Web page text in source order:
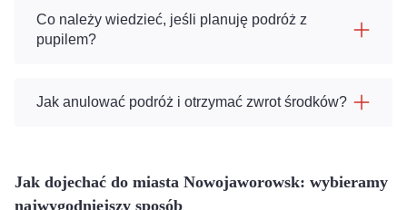
Co należy wiedzieć, jeśli planuję podróż z
pupilem?
Jak anulować podróż i otrzymać zwrot środków?
Jak dojechać do miasta Nowojaworowsk: wybieramy
najwygodniejszy sposób